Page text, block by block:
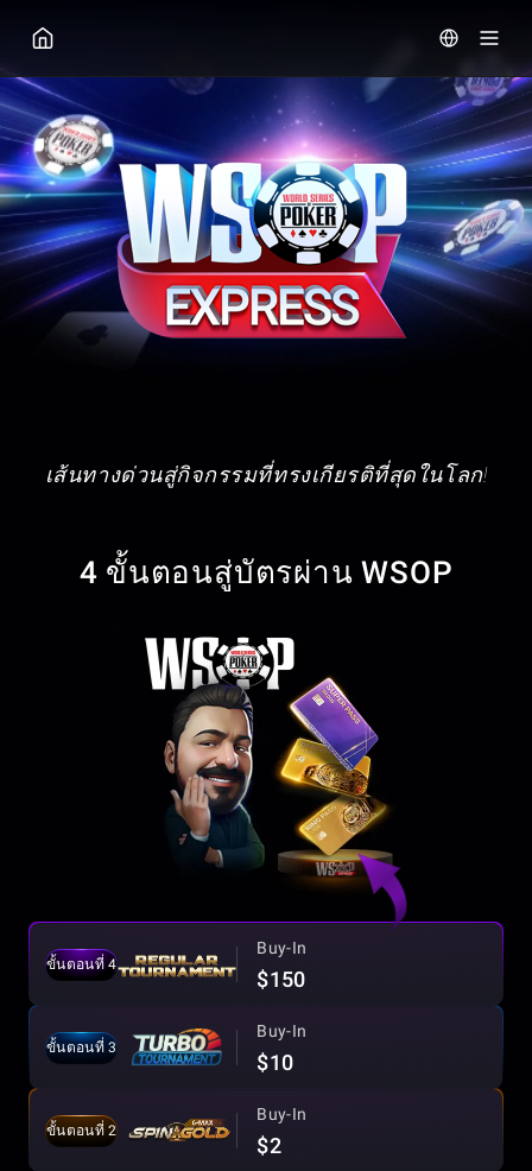
เส้นทางด่วนสู่กิจกรรมที่ทรงเกียรติที่สุดในโลก!
4 ขั้นตอนสู่บัตรผ่าน WSOP
ขั้นตอนที่ 2
Buy-In
$2
ขั้นตอนที่ 3
Buy-In
$10
ขั้นตอนที่ 4
Buy-In
$150